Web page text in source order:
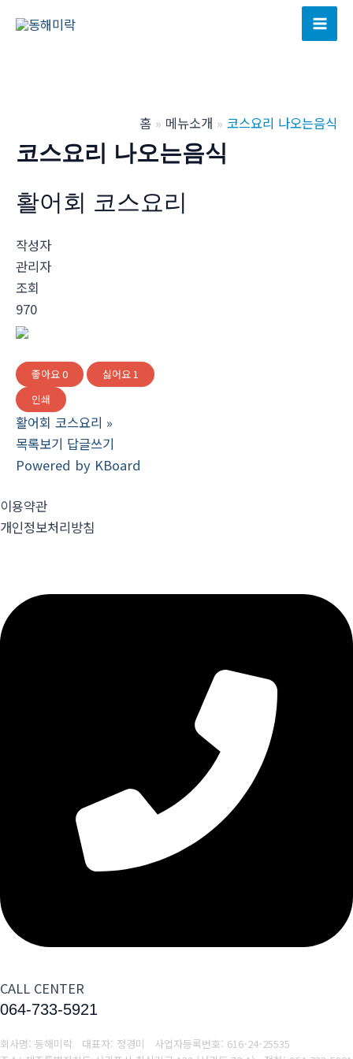
Main
홈 메뉴소개 코스요리 나오는음식
코스요리 나오는음식
활어회 코스요리
작성자
관리자
조회
970
좋아요0 싫어요1
인쇄
활어회 코스요리 »
목록보기 답글쓰기
Powered by KBoard
이용약관
개인정보처리방침
CALL CENTER
064-733-5921
회사명: 동해미락 대표자: 정경미 사업자등록번호: 616-24-25535